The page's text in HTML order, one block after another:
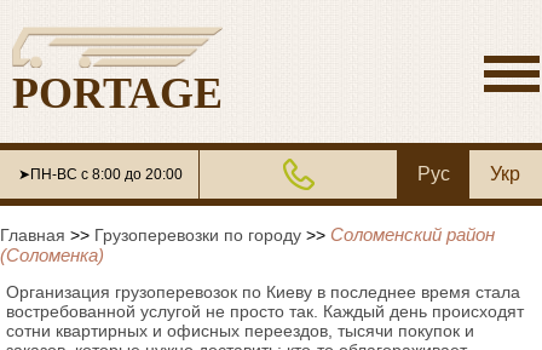
PORTAGE
➤ПН-ВС с 8:00 до 20:00 Рус Укр
Главная >> Грузоперевозки по городу >> Соломенский район
(Соломенка)
Организация грузоперевозок по Киеву в последнее время стала
востребованной услугой не просто так. Каждый день происходят
сотни квартирных и офисных переездов, тысячи покупок и